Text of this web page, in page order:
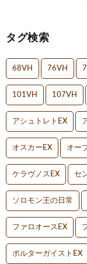
タグ検索
68VH 76VH
101VH 107VH
アシュトレトEX
オスカーEX オー
ケラヴノスEX セ
ソロモン王の日常
ファロオースEX
ポルターガイストEX